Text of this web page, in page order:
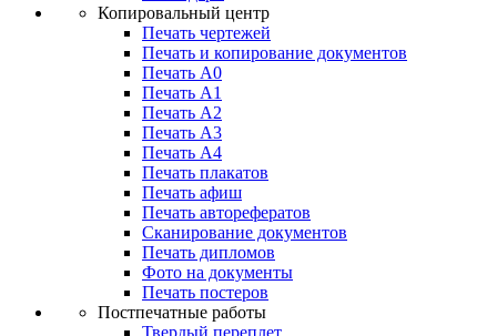
Копировальный центр
Печать чертежей
Печать и копирование документов
Печать А0
Печать А1
Печать А2
Печать А3
Печать А4
Печать плакатов
Печать афиш
Печать авторефератов
Сканирование документов
Печать дипломов
Фото на документы
Печать постеров
Постпечатные работы
Твердый переплет